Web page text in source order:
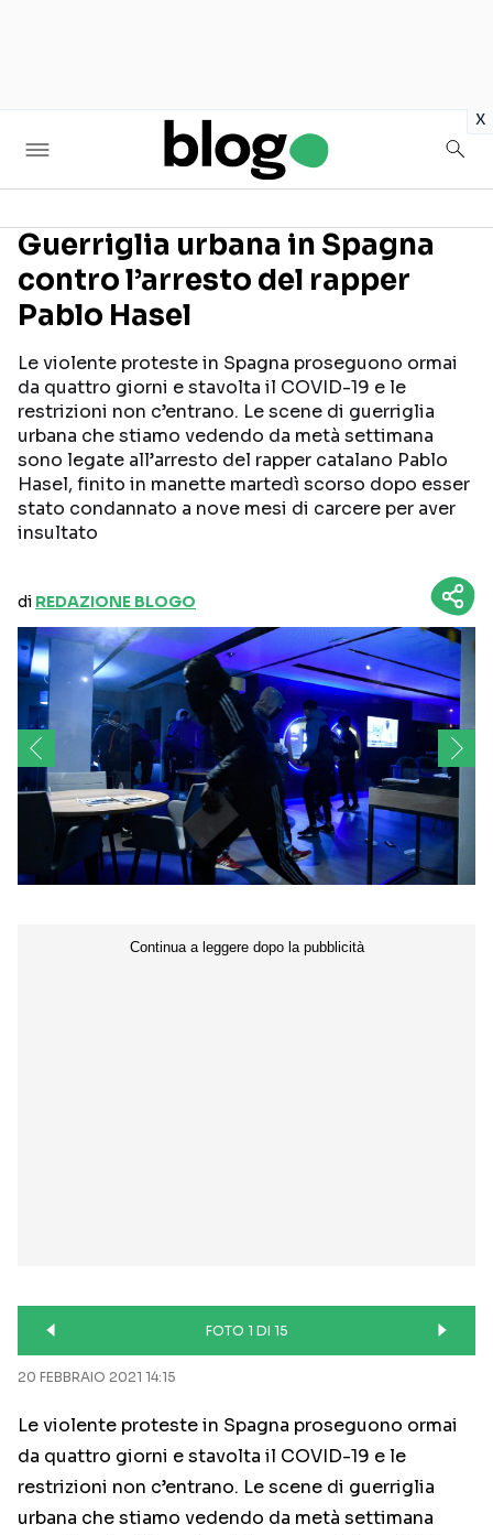
x
Seguici sui social
Guerriglia urbana in Spagna
contro l’arresto del rapper
Pablo Hasel
Le violente proteste in Spagna proseguono ormai
da quattro giorni e stavolta il COVID-19 e le
restrizioni non c’entrano. Le scene di guerriglia
urbana che stiamo vedendo da metà settimana
sono legate all’arresto del rapper catalano Pablo
Hasel, finito in manette martedì scorso dopo esser
stato condannato a nove mesi di carcere per aver
insultato
di REDAZIONE BLOGO
FOTO 1 DI 15
20 FEBBRAIO 2021 14:15
Le violente proteste in Spagna proseguono ormai
da quattro giorni e stavolta il COVID-19 e le
restrizioni non c’entrano. Le scene di guerriglia
urbana che stiamo vedendo da metà settimana